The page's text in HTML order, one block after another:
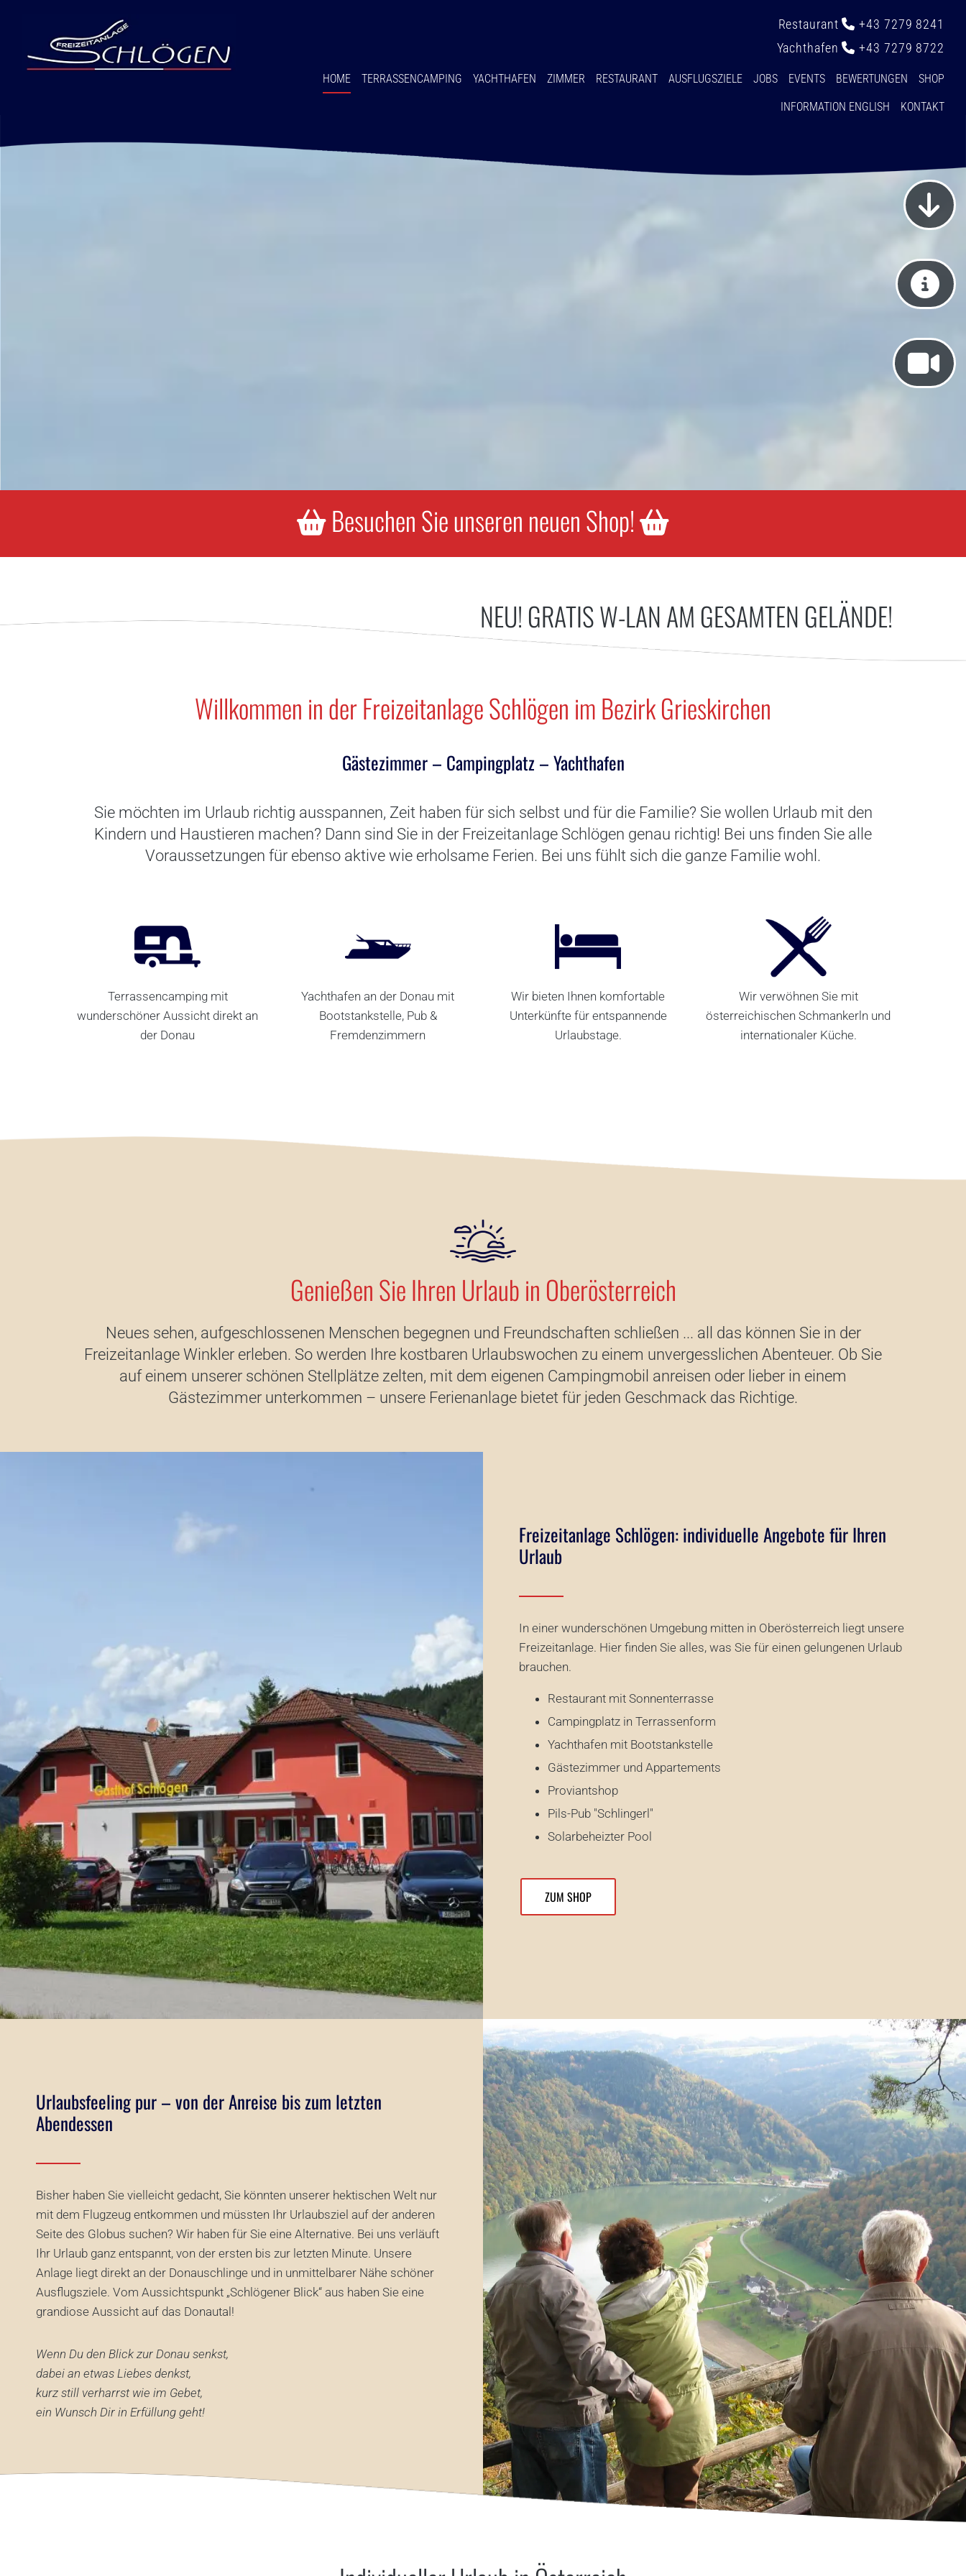
Restaurant +43 7279 8241
Yachthafen +43 7279 8722
HOME TERRASSENCAMPING YACHTHAFEN ZIMMER RESTAURANT AUSFLUGSZIELE JOBS EVENTS BEWERTUNGEN SHOP
INFORMATION ENGLISH KONTAKT
 Besuchen Sie unseren neuen Shop! 
NEU! GRATIS W-LAN AM GESAMTEN GELÄNDE!
Willkommen in der Freizeitanlage Schlögen im Bezirk Grieskirchen
Gästezimmer – Campingplatz – Yachthafen
Sie möchten im Urlaub richtig ausspannen, Zeit haben für sich selbst und für die Familie? Sie wollen Urlaub mit den
Kindern und Haustieren machen? Dann sind Sie in der Freizeitanlage Schlögen genau richtig! Bei uns finden Sie alle
Voraussetzungen für ebenso aktive wie erholsame Ferien. Bei uns fühlt sich die ganze Familie wohl.
Terrassencamping mit
wunderschöner Aussicht direkt an
der Donau
Yachthafen an der Donau mit
Bootstankstelle, Pub &
Fremdenzimmern
Wir bieten Ihnen komfortable
Unterkünfte für entspannende
Urlaubstage.
Wir verwöhnen Sie mit
österreichischen Schmankerln und
internationaler Küche.
Genießen Sie Ihren Urlaub in Oberösterreich
Neues sehen, aufgeschlossenen Menschen begegnen und Freundschaften schließen ... all das können Sie in der
Freizeitanlage Winkler erleben. So werden Ihre kostbaren Urlaubswochen zu einem unvergesslichen Abenteuer. Ob Sie
auf einem unserer schönen Stellplätze zelten, mit dem eigenen Campingmobil anreisen oder lieber in einem
Gästezimmer unterkommen – unsere Ferienanlage bietet für jeden Geschmack das Richtige.
Freizeitanlage Schlögen: individuelle Angebote für Ihren
Urlaub
In einer wunderschönen Umgebung mitten in Oberösterreich liegt unsere
Freizeitanlage. Hier finden Sie alles, was Sie für einen gelungenen Urlaub
brauchen.
Restaurant mit Sonnenterrasse
Campingplatz in Terrassenform
Yachthafen mit Bootstankstelle
Gästezimmer und Appartements
Proviantshop
Pils-Pub "Schlingerl"
Solarbeheizter Pool
ZUM SHOP
Urlaubsfeeling pur – von der Anreise bis zum letzten
Abendessen
Bisher haben Sie vielleicht gedacht, Sie könnten unserer hektischen Welt nur
mit dem Flugzeug entkommen und müssten Ihr Urlaubsziel auf der anderen
Seite des Globus suchen? Wir haben für Sie eine Alternative. Bei uns verläuft
Ihr Urlaub ganz entspannt, von der ersten bis zur letzten Minute. Unsere
Anlage liegt direkt an der Donauschlinge und in unmittelbarer Nähe schöner
Ausflugsziele. Vom Aussichtspunkt „Schlögener Blick“ aus haben Sie eine
grandiose Aussicht auf das Donautal!
Wenn Du den Blick zur Donau senkst,
dabei an etwas Liebes denkst,
kurz still verharrst wie im Gebet,
ein Wunsch Dir in Erfüllung geht!